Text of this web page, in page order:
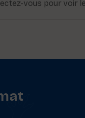
vous pour voir